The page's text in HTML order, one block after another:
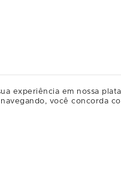
experiência em nossa
você concorda